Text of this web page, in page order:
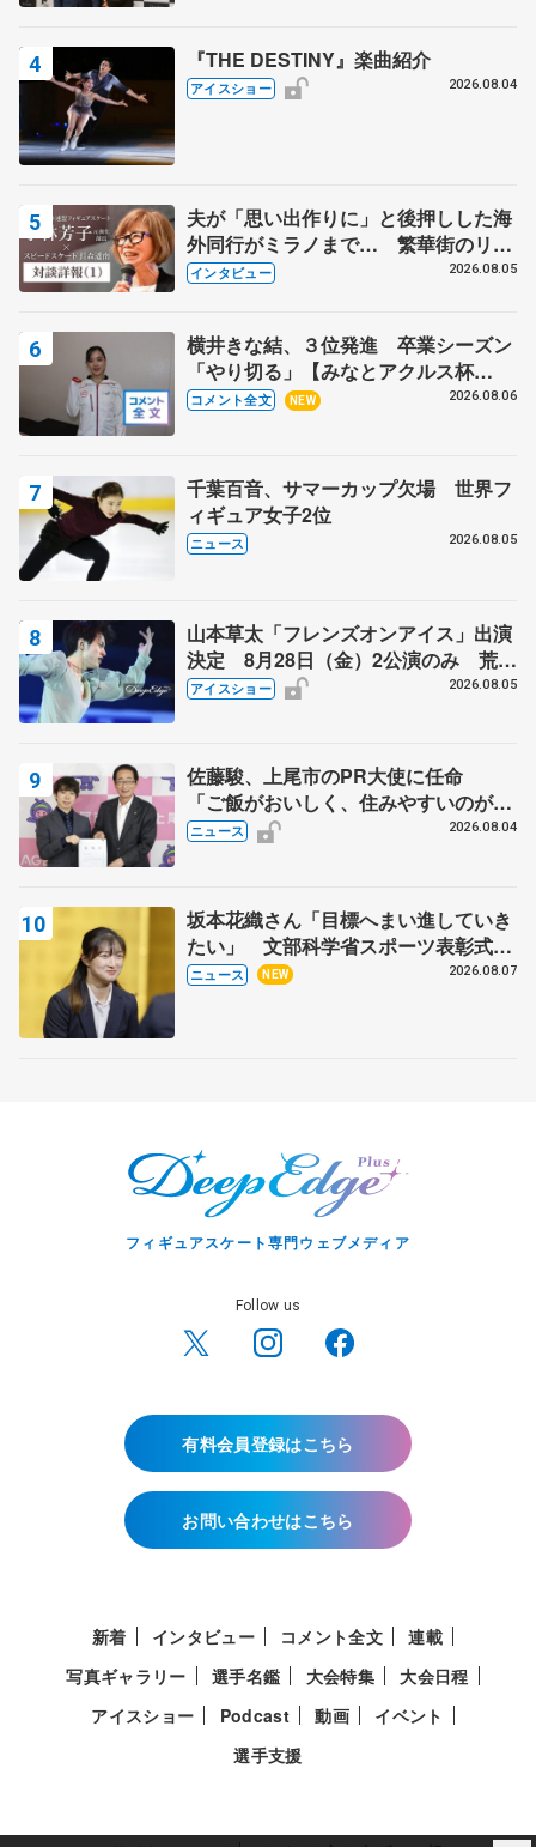
『THE DESTINY』楽曲紹介
アイスショー 2026.08.04
夫が「思い出作りに」と後押しした海
外同行がミラノまで… 繁華街のリン
クでは不良のお兄さんも味方に 小林
インタビュー 2026.08.05
横井きな結、３位発進 卒業シーズン
「やり切る」【みなとアクルス杯
SP】
コメント全文 NEW 2026.08.06
千葉百音、サマーカップ欠場 世界フ
ィギュア女子2位
ニュース 2026.08.05
山本草太「フレンズオンアイス」出演
決定 8月28日（金）2公演のみ 荒川
静香さんプロデュース、20周年のアイ
アイスショー 2026.08.05
佐藤駿、上尾市のPR大使に任命
「ご飯がおいしく、住みやすいのが魅
力」
ニュース 2026.08.04
坂本花織さん「目標へまい進していき
たい」 文部科学省スポーツ表彰式で
代表謝辞
ニュース NEW 2026.08.07
フィギュアスケート専門ウェブメディア
Follow us
有料会員登録はこちら
お問い合わせはこちら
新着 インタビュー コメント全文
連載
写真ギャラリー
選手名鑑 大会特集
大会日程
アイスショー
Podcast 動画
イベント
選手支援